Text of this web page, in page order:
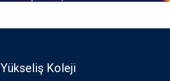
Yükseliş Koleji